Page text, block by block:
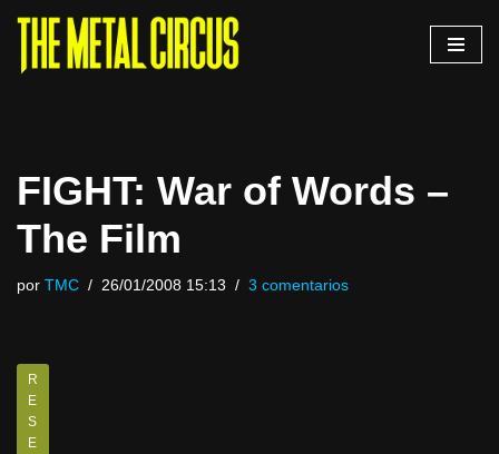
Saltar
FIGHT: War of Words –
The Film
por TMC 26/01/2008 15:13 3 comentarios
R
E
S
E